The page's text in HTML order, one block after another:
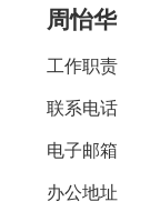
周怡华
工作职责
联系电话
电子邮箱
办公地址